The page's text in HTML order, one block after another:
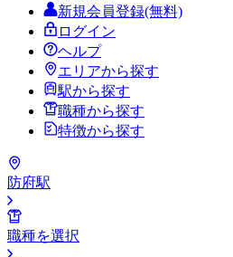
新規会員登録(無料)
ログイン
ヘルプ
エリアから探す
駅から探す
職種から探す
特徴から探す
防府駅
職種を選択